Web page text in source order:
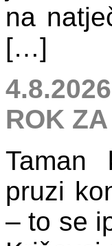
na
[…]
ROK
pruzi
– to se